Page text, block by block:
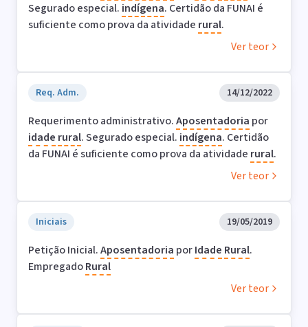
Segurado especial. indígena. Certidão da FUNAI é
suficiente como prova da atividade rural.
Ver teor
Req. Adm. 14/12/2022
Requerimento administrativo.Aposentadoria por
idade rural. Segurado especial. indígena. Certidão
da FUNAI é suficiente como prova da atividade rural.
Ver teor
Iniciais 19/05/2019
Petição Inicial.Aposentadoria porIdade Rural.
EmpregadoRural
Ver teor